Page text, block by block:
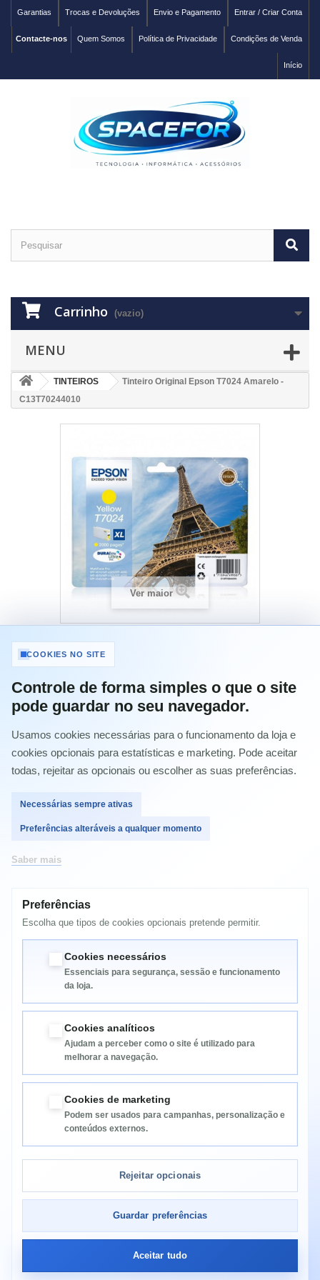
Entrar / Criar Conta
Envio e Pagamento
Trocas e Devoluções
Garantias
Condições de Venda
Política de Privacidade
Quem Somos
Contacte-nos
Início
Carrinho (vazio)
MENU
TINTEIROS
Tinteiro Original Epson T7024 Amarelo -
C13T70244010
Ver maior
Tinteiro Original Epson T7024 Amarelo -
C13T70244010
Referência: C13T70244010
Condição: Novo produto
Imprimir
47,11 €
Comprar
Informação
Categorias
Informação da Loja
COOKIES NO SITE
Controle de forma simples o que o site
pode guardar no seu navegador.
Usamos cookies necessárias para o funcionamento da loja e
cookies opcionais para estatísticas e marketing. Pode aceitar
todas, rejeitar as opcionais ou escolher as suas preferências.
Necessárias sempre ativas
Preferências alteráveis a qualquer momento
Saber mais
Preferências
Escolha que tipos de cookies opcionais pretende permitir.
Cookies necessários
Essenciais para segurança, sessão e funcionamento
da loja.
Cookies analíticos
Ajudam a perceber como o site é utilizado para
melhorar a navegação.
Cookies de marketing
Podem ser usados para campanhas, personalização e
conteúdos externos.
Rejeitar opcionais
Guardar preferências
Aceitar tudo